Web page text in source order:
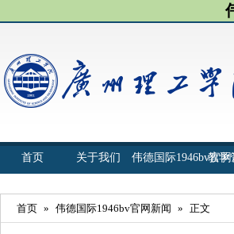
首页 关于我们 伟德国际1946bv官网
教学
首页 » 伟德国际1946bv官网新闻 » 正文